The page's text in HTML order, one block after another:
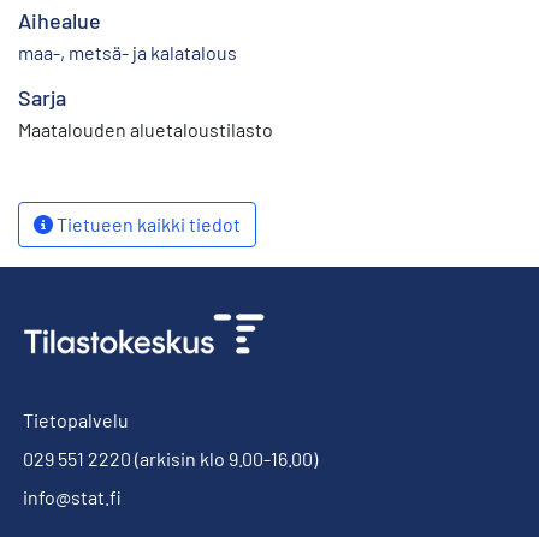
Aihealue
maa-, metsä- ja kalatalous
Sarja
Maatalouden aluetaloustilasto
Tietueen kaikki tiedot
Tietopalvelu
029 551 2220 (arkisin klo 9.00-16.00)
info@stat.fi